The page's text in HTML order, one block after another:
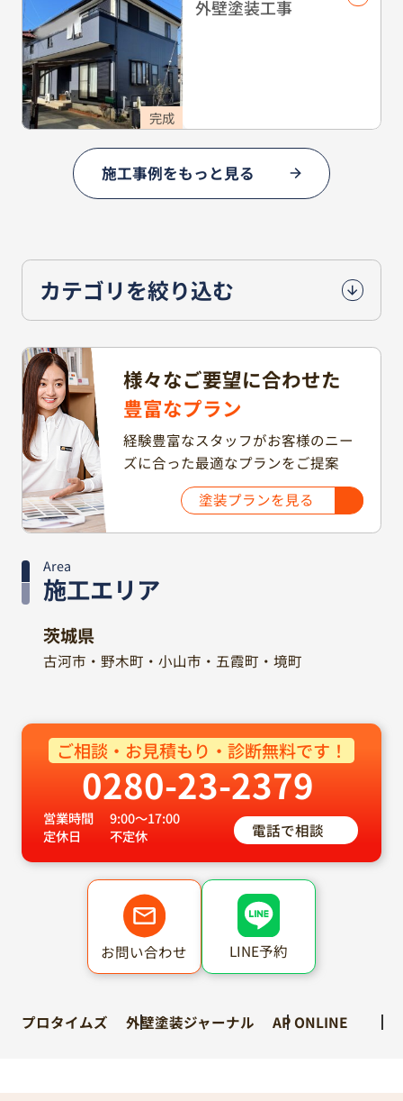
完成
外壁塗装工事
施工事例をもっと見る
カテゴリを絞り込む
様々なご要望に合わせた
豊富なプラン
経験豊富なスタッフがお客様のニー
ズに合った最適なプランをご提案
塗装プランを見る
施工エリア
Area
茨城県
古河市・野木町・小山市・五霞町・境町
ご相談・お見積もり・診断無料です！
0280-23-2379
営業時間
9:00～17:00
定休日
不定休 電話で相談
お問い合わせ LINE予約
プロタイムズ 外壁塗装ジャーナル AP ONLINE